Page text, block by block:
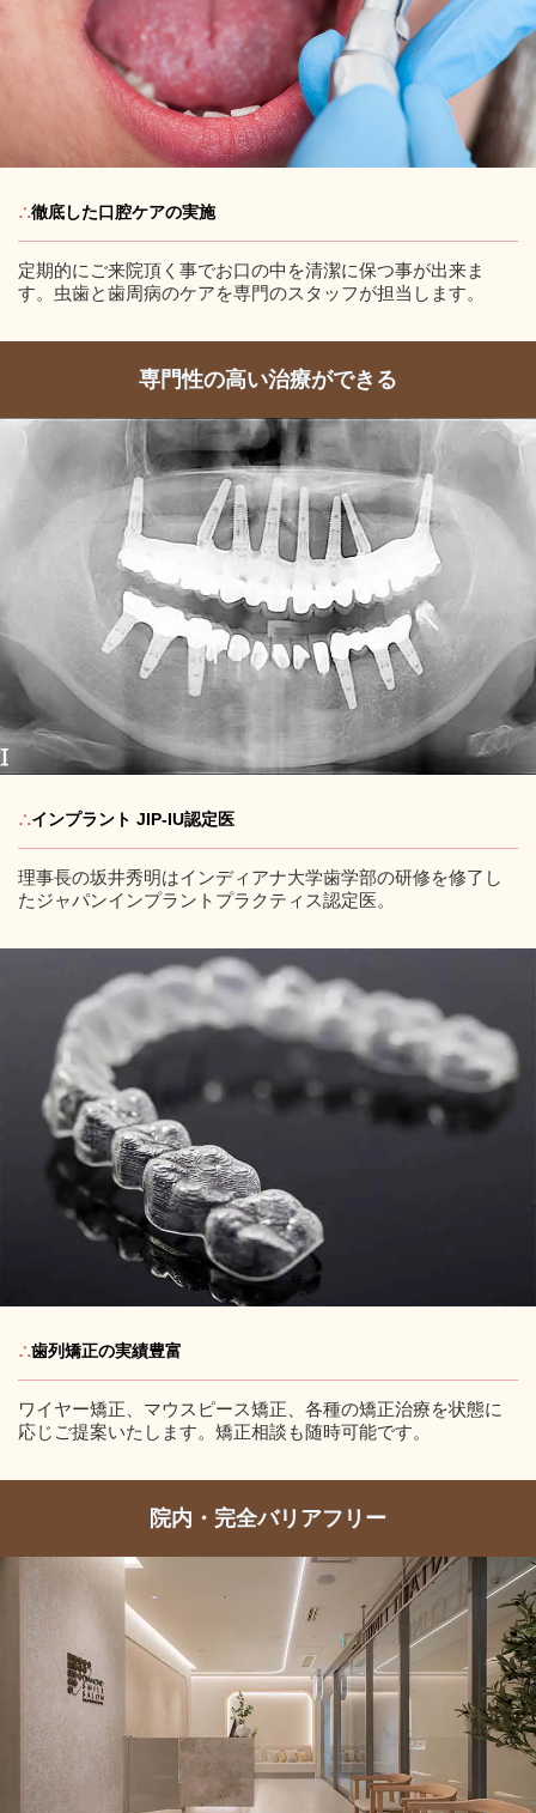
∴徹底した口腔ケアの実施
定期的にご来院頂く事でお口の中を清潔に保つ事が出来ま
す。虫歯と歯周病のケアを専門のスタッフが担当します。
専門性の高い治療ができる
∴インプラント JIP-IU認定医
理事長の坂井秀明はインディアナ大学歯学部の研修を修了し
たジャパンインプラントプラクティス認定医。
∴歯列矯正の実績豊富
ワイヤー矯正、マウスピース矯正、各種の矯正治療を状態に
応じご提案いたします。矯正相談も随時可能です。
院内・完全バリアフリー